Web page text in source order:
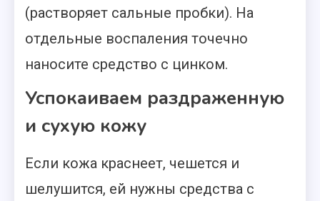
(растворяет сальные пробки). На
отдельные воспаления точечно
наносите средство с цинком.
Успокаиваем раздраженную
и сухую кожу
Если кожа краснеет, чешется и
шелушится, ей нужны средства с